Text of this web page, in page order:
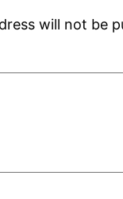
will not be